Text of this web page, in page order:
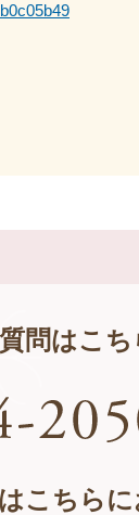
問はこち
こちらに